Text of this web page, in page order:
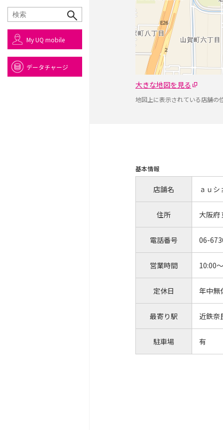
大きな地図を見る
地図上に表示されている店舗の
基本情報
店舗名 ａｕ
住所 大阪府
電話番号 06-
営業時間 10:00
定休日 年中無
最寄り駅 近鉄奈
駐車場 有
My UQ mobile
データチャージ